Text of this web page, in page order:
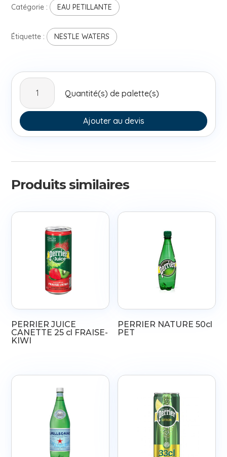
Catégorie : EAU PETILLANTE
Étiquette : NESTLE WATERS
quantité
SAN
PELLEGRINO
NATURE
Quantité(s) de palette(s)
Ajouter au devis
Produits similaires
PERRIER JUICE
CANETTE 25 cl FRAISE-
KIWI
PERRIER NATURE 50cl
PET